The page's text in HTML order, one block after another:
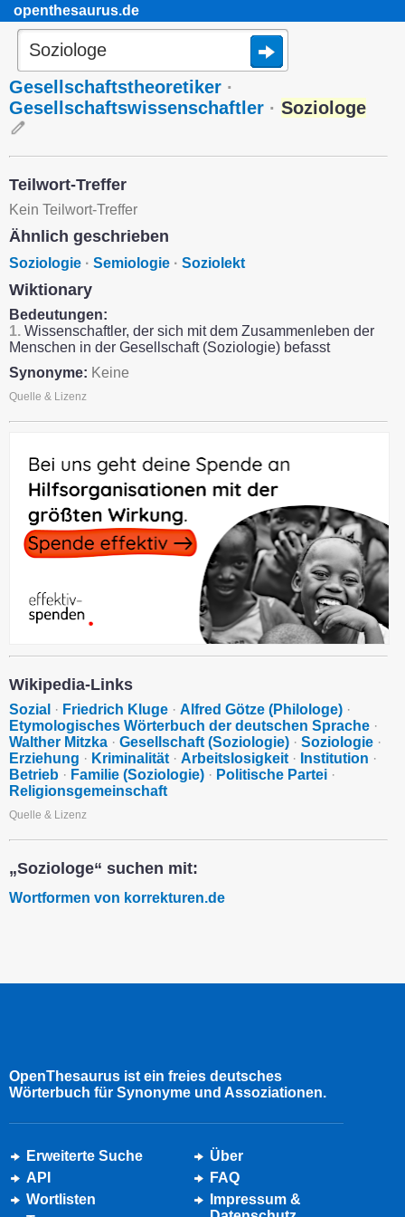
openthesaurus.de
Gesellschaftstheoretiker ·
Gesellschaftswissenschaftler · Soziologe
Teilwort-Treffer
Kein Teilwort-Treffer
Ähnlich geschrieben
Soziologie · Semiologie · Soziolekt
Wiktionary
Bedeutungen:
1. Wissenschaftler, der sich mit dem Zusammenleben der
Menschen in der Gesellschaft (Soziologie) befasst
Synonyme: Keine
Quelle & Lizenz
Wikipedia-Links
Sozial · Friedrich Kluge · Alfred Götze (Philologe) ·
Etymologisches Wörterbuch der deutschen Sprache ·
Walther Mitzka · Gesellschaft (Soziologie) · Soziologie ·
Erziehung · Kriminalität · Arbeitslosigkeit · Institution ·
Betrieb · Familie (Soziologie) · Politische Partei ·
Religionsgemeinschaft
Quelle & Lizenz
„Soziologe“ suchen mit:
Wortformen von korrekturen.de
OpenThesaurus ist ein freies deutsches
Wörterbuch für Synonyme und Assoziationen.
Erweiterte Suche
API
Wortlisten
Über
FAQ
Impressum &